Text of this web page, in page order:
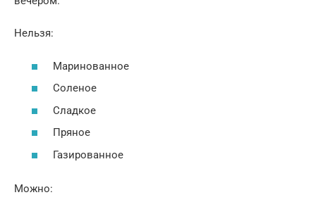
Нельзя:
Маринованное
Соленое
Сладкое
Пряное
Газированное
Можно: